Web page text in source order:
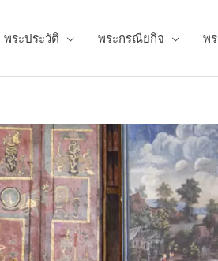
พระประวัติ พระกรณียกิจ พ